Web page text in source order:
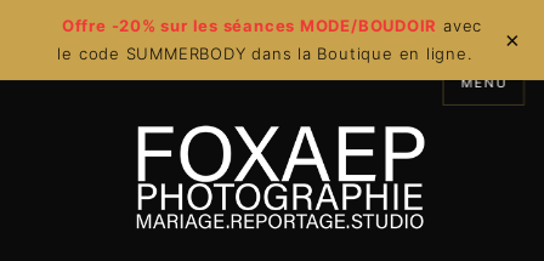
Offre -20% sur les séances MODE/BOUDOIR avec
le code SUMMERBODY dans la Boutique en ligne.
×
MENU